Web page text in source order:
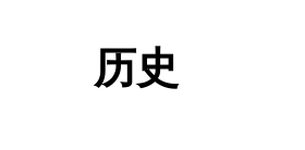
历史